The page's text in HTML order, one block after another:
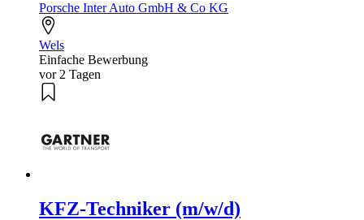
Porsche Inter Auto GmbH & Co KG
Wels
Einfache Bewerbung
vor 2 Tagen
KFZ-Techniker (m/w/d)